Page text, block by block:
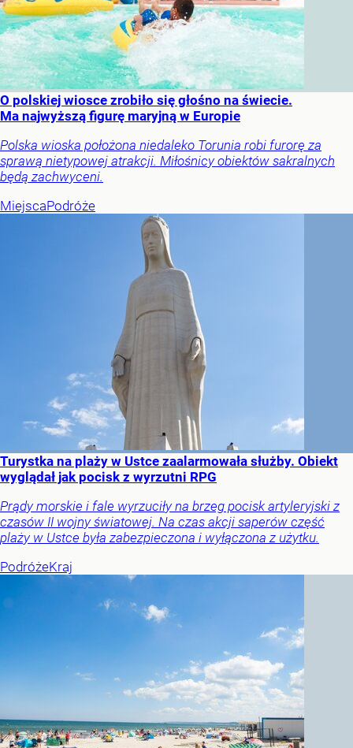
O polskiej wiosce zrobiło się głośno na świecie.
Ma najwyższą figurę maryjną w Europie
Polska wioska położona niedaleko Torunia robi furorę za
sprawą nietypowej atrakcji. Miłośnicy obiektów sakralnych
będą zachwyceni.
MiejscaPodróże
Turystka na plaży w Ustce zaalarmowała służby. Obiekt
wyglądał jak pocisk z wyrzutni RPG
Prądy morskie i fale wyrzuciły na brzeg pocisk artyleryjski z
czasów II wojny światowej. Na czas akcji saperów część
plaży w Ustce była zabezpieczona i wyłączona z użytku.
PodróżeKraj